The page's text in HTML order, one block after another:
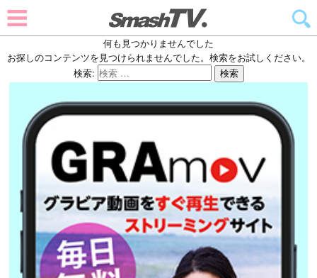
何も見つかりませんでした
お探しのコンテンツを見つけられませんでした。検索をお試しください。
検索:
検索